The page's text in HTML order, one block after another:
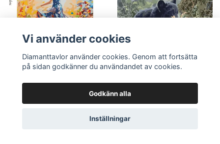
Woman Color Dress
Paint By Numbers Baby
Bear 40x50
299 kr
Vi använder cookies
Diamanttavlor använder cookies. Genom att fortsätta
på sidan godkänner du användandet av cookies.
Godkänn alla
Inställningar